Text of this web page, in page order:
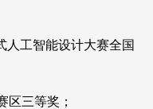
人工智能设计大赛全国
区三等奖；